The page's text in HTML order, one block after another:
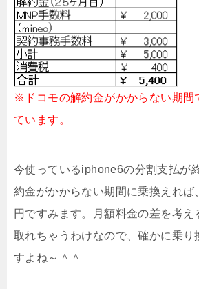
※ドコモの解約金がかからない期間
ています。
今使っているiphone6の分割支払が
約金がかからない期間に乗換えれば
円ですみます。月額料金の差を考え
取れちゃうわけなので、確かに乗り
すよね～＾＾